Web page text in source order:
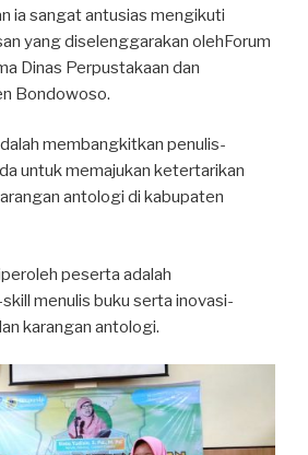
ia sangat antusias mengikuti
yang diselenggarakan olehForum
Dinas Perpustakaan dan
Bondowoso.
membangkitkan penulis-
untuk memajukan ketertarikan
antologi di kabupaten
peserta adalah
menulis buku serta inovasi-
karangan antologi.